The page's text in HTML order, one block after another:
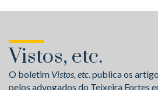
Vistos, etc.
O boletim Vistos, etc.publica os
pelos advogados do Teixeira Fortes